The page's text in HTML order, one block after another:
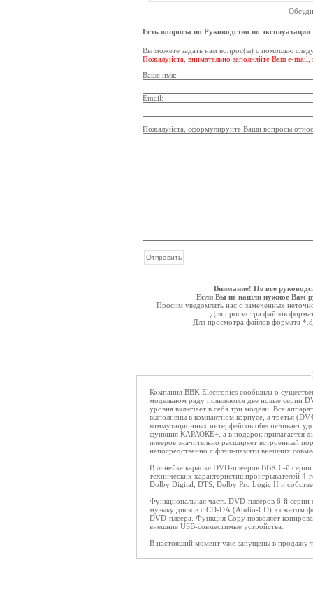
Есть вопросы по Руководство по
Вы можете задать нам вопрос(ы) с помощью
Пожалуйста, внимательно заполняйте Ваш e-
Ваше имя:
Email:
Пожалуйста, сформулируйте Ваши вопросы
Внимание! Не все
Если Вы не нашли нужное Вам
Просим уведомлять нас о замеченных
Для просмотра файлов
Для просмотра файлов формата
Компания BBK Electronics сообщила о
модельном ряду появляются две новые серии
уровня включает в себя три модели. Все
выполнены в компактном корпусе, а третья
коммутационных интерфейсов обеспечивает
функция КАРАОКЕ+, а в подарок прилагается
плееров значительно расширяет встроенный
непосредственно с флэш-памяти внешних
В линейке караоке DVD-плееров BBK 6-й
технических характеристик проигрывателей
Dolby Digital, DTS, Dolby Pro Logic II и
Функциональная часть DVD-плееров 6-й
музыку дисков с CD-DA (Audio-CD) в сжатом
DVD-плеера. Функция Copy позволяет
внешние USB-совместимые устройства.
В настоящий момент уже запущены в